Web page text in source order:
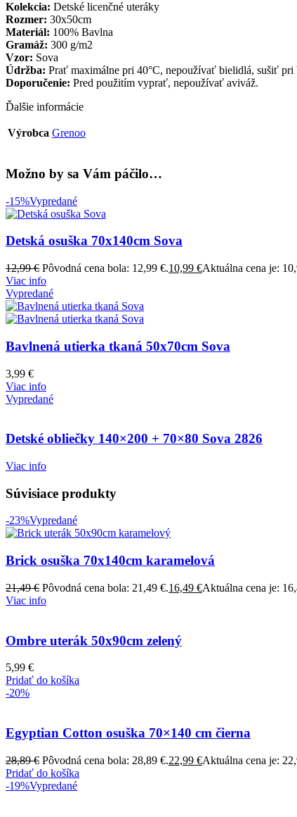
Kolekcia: Detské licenčné uteráky
Rozmer: 30x50cm
Materiál: 100% Bavlna
Gramáž: 300 g/m2
Vzor: Sova
Údržba: Prať maximálne pri 40°C, nepoužívať bielidlá, sušiť
Doporučenie: Pred použitím vyprať, nepoužívať aviváž.
Ďalšie informácie
Výrobca Grenoo
Možno by sa Vám páčilo…
-15%Vypredané
Detská osuška 70x140cm Sova
12,99€ Pôvodná cena bola: 12,99 €.10,99 €Aktuálna cena je:
Viac info
Vypredané
Bavlnená utierka tkaná 50x70cm Sova
3,99 €
Viac info
Vypredané
Detské obliečky 140×200 + 70×80 Sova 2826
Viac info
Súvisiace produkty
-23%Vypredané
Brick osuška 70x140cm karamelová
21,49€ Pôvodná cena bola: 21,49 €.16,49 €Aktuálna cena je:
Viac info
Ombre uterák 50x90cm zelený
5,99 €
Pridať do košíka
-20%
Egyptian Cotton osuška 70×140 cm čierna
28,89€ Pôvodná cena bola: 28,89 €.22,99 €Aktuálna cena je:
Pridať do košíka
-19%Vypredané